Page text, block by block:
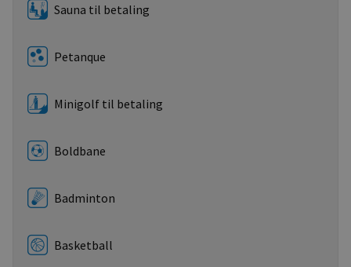
Sauna til betaling
Petanque
Minigolf til betaling
Boldbane
Badminton
Basketball